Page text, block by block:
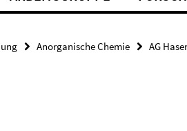
Anorganische Chemie AG